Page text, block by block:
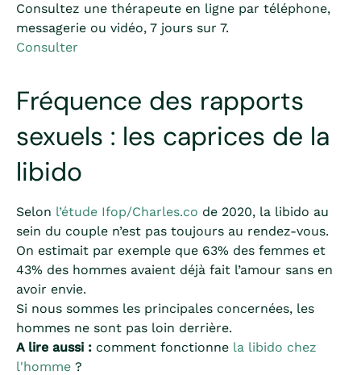
Consultez une thérapeute en ligne par téléphone,
messagerie ou vidéo, 7 jours sur 7.
Consulter
Fréquence des rapports
sexuels : les caprices de la
libido
Selon l’étude Ifop/Charles.co de 2020, la libido au
sein du couple n’est pas toujours au rendez-vous.
On estimait par exemple que 63% des femmes et
43% des hommes avaient déjà fait l’amour sans en
avoir envie.
Si nous sommes les principales concernées, les
hommes ne sont pas loin derrière.
A lire aussi : comment fonctionne la libido chez
l'homme ?